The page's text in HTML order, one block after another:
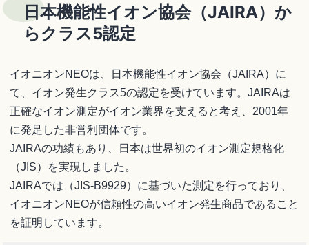
日本機能性イオン協会（JAIRA）か
らクラス5認定
イオニオンNEOは、日本機能性イオン協会（JAIRA）に
て、イオン発生クラス5の認定を受けています。JAIRAは
正確なイオン測定がイオン業界を支えると考え、2001年
に発足した非営利団体です。
JAIRAの功績もあり、日本は世界初のイオン測定規格化
（JIS）を実現しました。
JAIRAでは（JIS-B9929）に基づいた測定を行っており、
イオニオンNEOが信頼性の高いイオン発生商品であること
を証明しています。